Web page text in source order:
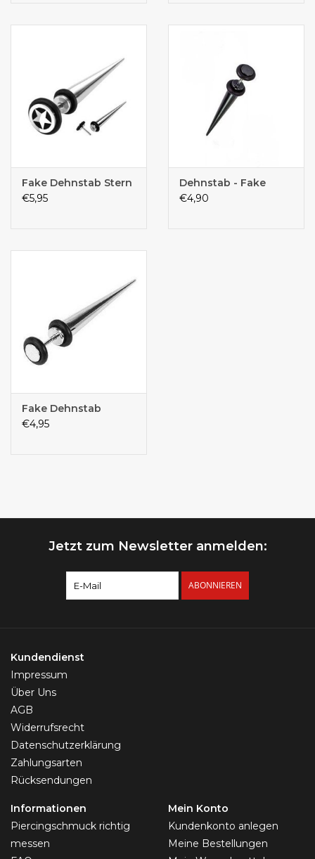
Fake Dehnstab Stern
€5,95
Dehnstab - Fake
€4,90
Fake Dehnstab
€4,95
Jetzt zum Newsletter anmelden:
ABONNIEREN
Kundendienst
Impressum
Über Uns
AGB
Widerrufsrecht
Datenschutzerklärung
Zahlungsarten
Rücksendungen
Informationen
Piercingschmuck richtig
messen
Mein Konto
Kundenkonto anlegen
Meine Bestellungen